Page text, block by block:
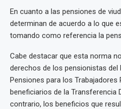
En cuanto a las pensiones de
determinan de acuerdo a lo que
tomando como referencia la
Cabe destacar que esta norma
derechos de los pensionistas del
Pensiones para los Trabajadores
beneficiarios de la Transferencia
contrario, los beneficios que